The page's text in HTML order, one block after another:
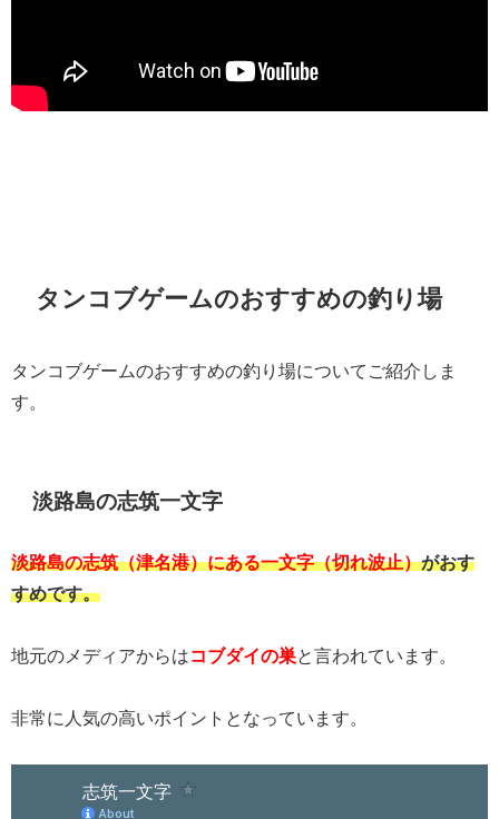
タンコブゲームのおすすめの釣り場
タンコブゲームのおすすめの釣り場についてご紹介しま
す。
淡路島の志筑一文字
淡路島の志筑（津名港）にある一文字（切れ波止）がおす
すめです。
地元のメディアからはコブダイの巣と言われています。
非常に人気の高いポイントとなっています。